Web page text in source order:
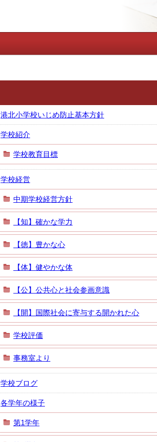
港北小学校いじめ防止基本方針
学校紹介
学校教育目標
学校経営
中期学校経営方針
【知】確かな学力
【徳】豊かな心
【体】健やかな体
【公】公共心と社会参画意識
【開】国際社会に寄与する開かれた心
学校評価
事務室より
学校ブログ
各学年の様子
第1学年